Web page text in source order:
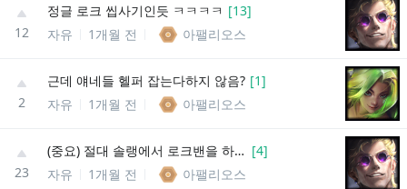
12
정글 로크 씹사기인듯 ㅋㅋㅋㅋ [13]
자유
1개월 전 아팰리오스
2
근데 얘네들 헬퍼 잡는다하지 않음? [1]
자유
1개월 전 아팰리오스
23
(중요) 절대 솔랭에서 로크밴을 하지마 [4]
자유
1개월 전 아팰리오스